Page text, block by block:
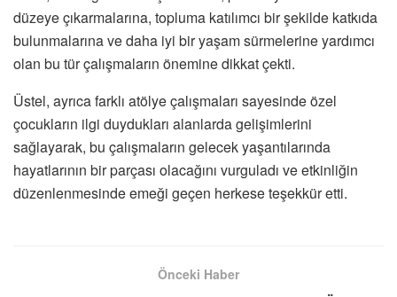
düzeye çıkarmalarına, topluma katılımcı bir şekilde katkıda
bulunmalarına ve daha iyi bir yaşam sürmelerine yardımcı
olan bu tür çalışmaların önemine dikkat çekti.
Üstel, ayrıca farklı atölye çalışmaları sayesinde özel
çocukların ilgi duydukları alanlarda gelişimlerini
sağlayarak, bu çalışmaların gelecek yaşantılarında
hayatlarının bir parçası olacağını vurguladı ve etkinliğin
düzenlenmesinde emeği geçen herkese teşekkür etti.
Önceki Haber